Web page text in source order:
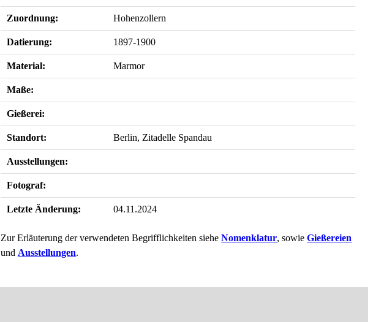
Zuordnung: Hohenzollern
Datierung: 1897-1900
Material: Marmor
Maße:
Gießerei:
Standort: Berlin, Zitadelle Spandau
Ausstellungen:
Fotograf:
Letzte Änderung: 04.11.2024
Zur Erläuterung der verwendeten Begrifflichkeiten sieheNomenklatur, sowieGießereien
und Ausstellungen.